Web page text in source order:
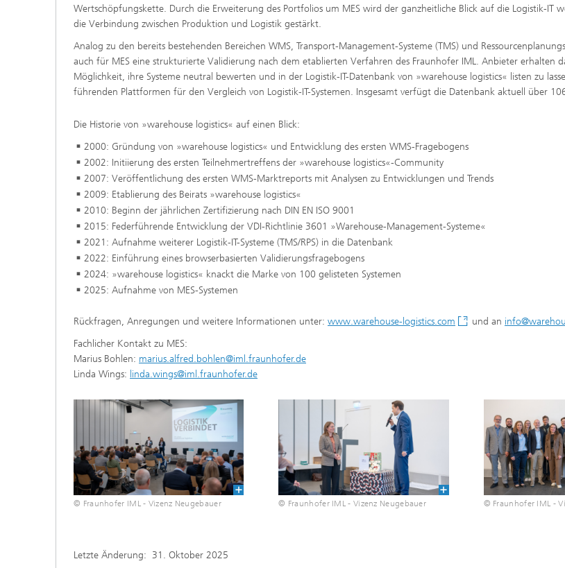
Wertschöpfungskette. Durch die Erweiterung des Portfolios um MES wird der ganzheitliche Blick auf die Logistik-IT
die Verbindung zwischen Produktion und Logistik gestärkt.
Analog zu den bereits bestehenden Bereichen WMS, Transport-Management-Systeme (TMS) und
auch für MES eine strukturierte Validierung nach dem etablierten Verfahren des Fraunhofer IML. Anbieter erhalten
Möglichkeit, ihre Systeme neutral bewerten und in der Logistik-IT-Datenbank von »warehouse logistics« listen zu
führenden Plattformen für den Vergleich von Logistik-IT-Systemen. Insgesamt verfügt die Datenbank aktuell über
Die Historie von »warehouse logistics« auf einen Blick:
2000: Gründung von »warehouse logistics« und Entwicklung des ersten WMS-Fragebogens
2002: Initiierung des ersten Teilnehmertreffens der »warehouse logistics«-Community
2007: Veröffentlichung des ersten WMS-Marktreports mit Analysen zu Entwicklungen und Trends
2009: Etablierung des Beirats »warehouse logistics«
2010: Beginn der jährlichen Zertifizierung nach DIN EN ISO 9001
2015: Federführende Entwicklung der VDI-Richtlinie 3601 »Warehouse-Management-Systeme«
2021: Aufnahme weiterer Logistik-IT-Systeme (TMS/RPS) in die Datenbank
2022: Einführung eines browserbasierten Validierungsfragebogens
2024: »warehouse logistics« knackt die Marke von 100 gelisteten Systemen
2025: Aufnahme von MES-Systemen
Rückfragen, Anregungen und weitere Informationen unter: www.warehouse-logistics.com und an
Fachlicher Kontakt zu MES:
Marius Bohlen: marius.alfred.bohlen@iml.fraunhofer.de
Linda Wings: linda.wings@iml.fraunhofer.de
© Fraunhofer IML - Vizenz Neugebauer © Fraunhofer IML - Vizenz Neugebauer © Fraunhofer IML -
Letzte Änderung: 31. Oktober 2025